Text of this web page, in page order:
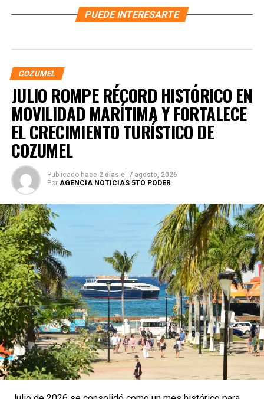
PUEDE INTERESARTE
COZUMEL
JULIO ROMPE RÉCORD HISTÓRICO EN
MOVILIDAD MARÍTIMA Y FORTALECE
EL CRECIMIENTO TURÍSTICO DE
COZUMEL
Publicado hace 2 días el 7 agosto, 2026
Por AGENCIA NOTICIAS 5TO PODER